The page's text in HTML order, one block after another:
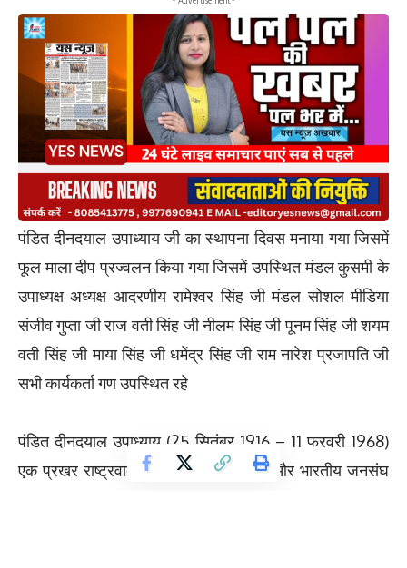
पंडित दीनदयाल उपाध्याय जी का स्थापना दिवस मनाया गया जिसमें
फूल माला दीप प्रज्वलन किया गया जिसमें उपस्थित मंडल कुसमी के
उपाध्यक्ष अध्यक्ष आदरणीय रामेश्वर सिंह जी मंडल सोशल मीडिया
संजीव गुप्ता जी राज वती सिंह जी नीलम सिंह जी पूनम सिंह जी शयम
वती सिंह जी माया सिंह जी धमेंद्र सिंह जी राम नारेश प्रजापति जी
सभी कार्यकर्ता गण उपस्थित रहे
पंडित दीनदयाल उपाध्याय (25 सितंबर 1916 – 11 फरवरी 1968)
एक प्रखर राष्ट्रवादी, विचारक, अर्थशास्त्री और भारतीय जनसंघ